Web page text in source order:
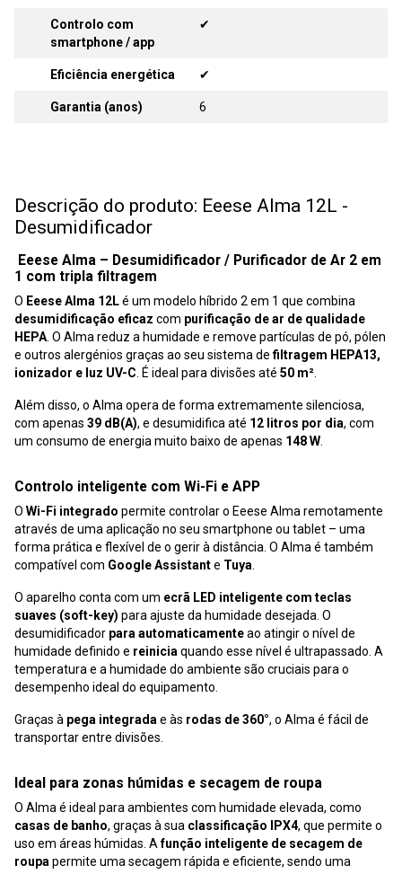
Controlo com
smartphone / app
✔
Eficiência energética ✔
Garantia (anos) 6
Descrição do produto: Eeese Alma 12L -
Desumidificador
Eeese Alma – Desumidificador / Purificador de Ar 2 em
1 com tripla filtragem
O Eeese Alma 12Lé um modelo híbrido 2 em 1 que combina
desumidificação eficaz com purificação de ar de qualidade
HEPA . O Alma reduz a humidade e remove partículas de pó, pólen
e outros alergénios graças ao seu sistema defiltragem HEPA13,
ionizador e luz UV-C . É ideal para divisões até 50 m²
Além disso, o Alma opera de forma extremamente silenciosa,
com apenas 39 dB(A), e desumidifica até 12 litros por dia, com
um consumo de energia muito baixo de apenas 148 W
Controlo inteligente com Wi-Fi e APP
O Wi-Fi integrado permite controlar o Eeese Alma remotamente
através de uma aplicação no seu smartphone ou tablet – uma
forma prática e flexível de o gerir à distância. O Alma é também
compatível com Google Assistante Tuya
O aparelho conta com um ecrã LED inteligente com teclas
suaves (soft-key) para ajuste da humidade desejada. O
desumidificador para automaticamenteao atingir o nível de
humidade definido e reinicia quando esse nível é ultrapassado. A
temperatura e a humidade do ambiente são cruciais para o
desempenho ideal do equipamento.
Graças à pega integrada e às rodas de 360°, o Alma é fácil de
transportar entre divisões.
Ideal para zonas húmidas e secagem de roupa
O Alma é ideal para ambientes com humidade elevada, como
casas de banho, graças à sua classificação IPX4, que permite o
uso em áreas húmidas. Afunção inteligente de secagem de
roupa permite uma secagem rápida e eficiente, sendo uma